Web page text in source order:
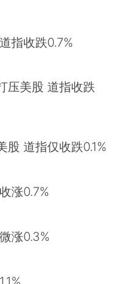
指收跌0.7%
压美股 道指收跌
股 道指仅收跌0.1%
涨0.7%
涨0.3%